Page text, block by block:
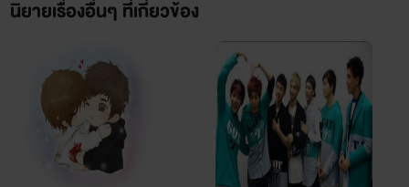
นิยายเรื่องอื่นๆ ที่เกี่ยวข้อง